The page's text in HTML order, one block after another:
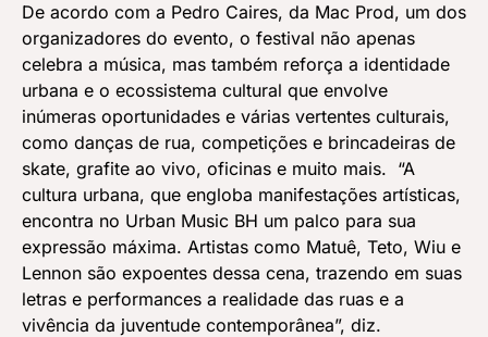
De acordo com a Pedro Caires, da Mac Prod, um dos
organizadores do evento, o festival não apenas
celebra a música, mas também reforça a identidade
urbana e o ecossistema cultural que envolve
inúmeras oportunidades e várias vertentes culturais,
como danças de rua, competições e brincadeiras de
skate, grafite ao vivo, oficinas e muito mais. “A
cultura urbana, que engloba manifestações artísticas,
encontra no Urban Music BH um palco para sua
expressão máxima. Artistas como Matuê, Teto, Wiu e
Lennon são expoentes dessa cena, trazendo em suas
letras e performances a realidade das ruas e a
vivência da juventude contemporânea”, diz.